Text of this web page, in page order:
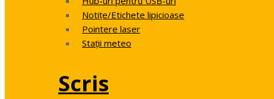
Notițe/Etichete lipicioase
Pointere laser
Stații meteo
Scris